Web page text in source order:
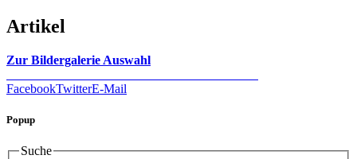
Artikel
Zur Bildergalerie Auswahl
FacebookTwitterE-Mail
Popup
Suche